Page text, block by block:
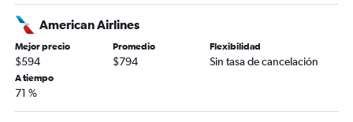
American Airlines
Mejor precio
$594
Promedio
$794
Flexibilidad
Sin tasa de cancelación
A tiempo
71 %